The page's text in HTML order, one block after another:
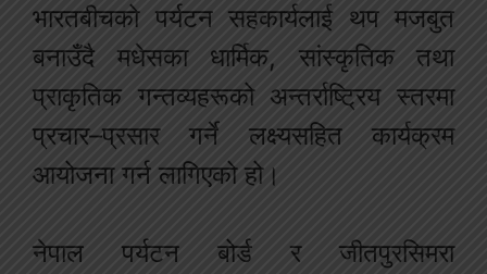
भारतबीचको पर्यटन सहकार्यलाई थप मजबुत
बनाउँदै मधेसका धार्मिक, सांस्कृतिक तथा
प्राकृतिक गन्तव्यहरूको अन्तर्राष्ट्रिय स्तरमा
प्रचार–प्रसार गर्ने लक्ष्यसहित कार्यक्रम
आयोजना गर्न लागिएको हो।
नेपाल पर्यटन बोर्ड र जीतपुरसिमरा